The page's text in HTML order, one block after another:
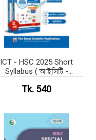
ICT - HSC 2025 Short
Syllabus ( আইসিটি -
সিলেবাস )
Tk. 540